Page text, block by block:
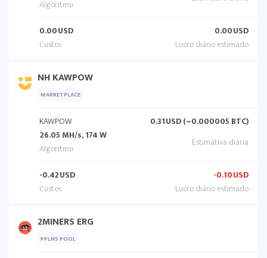
0.00USD 0.00USD
NH KAWPOW
MARKETPLACE
KAWPOW
26.05 MH/s, 174 W
0.31USD (~0.000005 BTC)
-0.42USD -0.10USD
2MINERS ERG
PPLNS POOL